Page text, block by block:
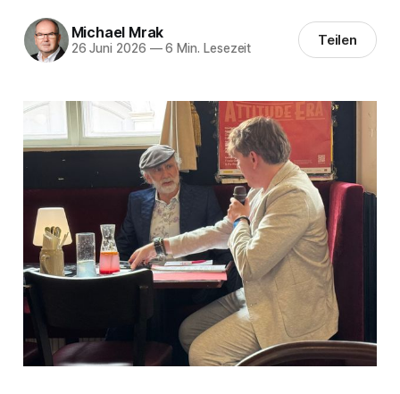
Michael Mrak
26 Juni 2026 —6 Min. Lesezeit Teilen